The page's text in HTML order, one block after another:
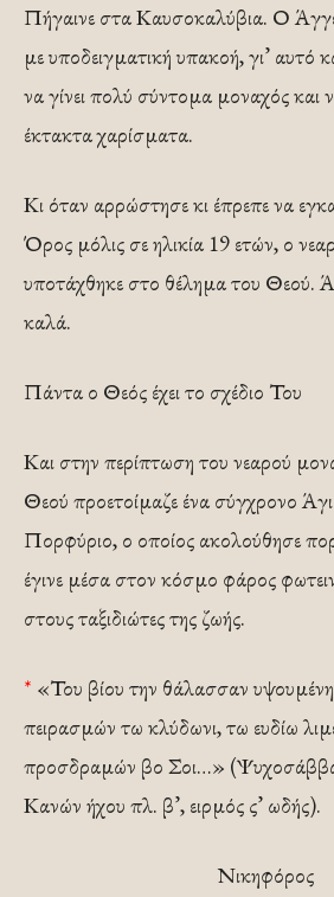
Πήγαινε στα Καυσοκαλύβια. Ο
με υποδειγματική υπακοή, γι’ αυτό
να γίνει πολύ σύντομα μοναχός και
έκτακτα χαρίσματα.
Κι όταν αρρώστησε κι έπρεπε να
Όρος μόλις σε ηλικία 19 ετών, ο
υποτάχθηκε στο θέλημα του Θεού.
καλά.
Πάντα ο Θεός έχει το σχέδιο Του
Και στην περίπτωση του νεαρού
Θεού προετοίμαζε ένα σύγχρονο
Πορφύριο, ο οποίος ακολούθησε
έγινε μέσα στον κόσμο φάρος
στους ταξιδιώτες της ζωής.
* «Του βίου την θάλασσαν
πειρασμών τω κλύδωνι, τω ευδίω
προσδραμών βο Σοι…»
Κανών ήχου πλ. β’, ειρμός ς’ ωδής).
Νικηφόρος